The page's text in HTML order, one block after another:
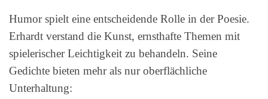
Humor spielt eine entscheidende Rolle in der Poesie.
Erhardt verstand die Kunst, ernsthafte Themen mit
spielerischer Leichtigkeit zu behandeln. Seine
Gedichte bieten mehr als nur oberflächliche
Unterhaltung: